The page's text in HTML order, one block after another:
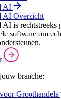
AI
AI Overzicht
is rechtstreeks
software om
branche:
Groothandels